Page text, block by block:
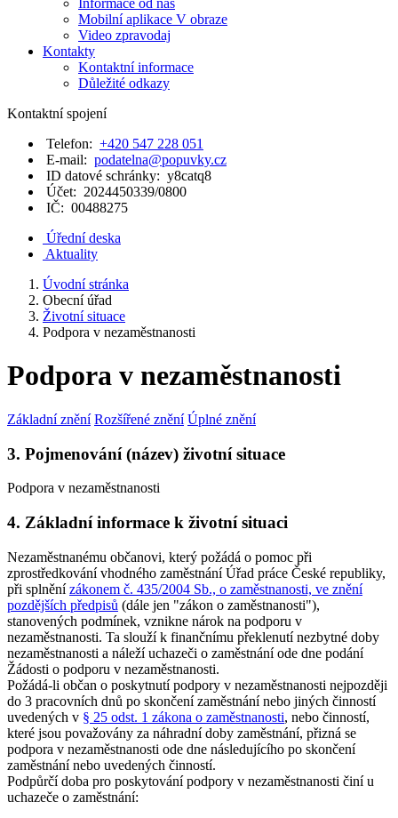
Informace od nás
Mobilní aplikace V obraze
Video zpravodaj
Kontakty
Kontaktní informace
Důležité odkazy
Kontaktní spojení
Telefon: +420 547 228 051
E-mail: podatelna@popuvky.cz
ID datové schránky: y8catq8
Účet: 2024450339/0800
IČ: 00488275
Úřední deska
Aktuality
Úvodní stránka
Obecní úřad
Životní situace
Podpora v nezaměstnanosti
Podpora v nezaměstnanosti
Základní znění Rozšířené znění Úplné znění
3. Pojmenování (název) životní situace
Podpora v nezaměstnanosti
4. Základní informace k životní situaci
Nezaměstnanému občanovi, který požádá o pomoc při
zprostředkování vhodného zaměstnání Úřad práce České republiky,
při splněnízákonem č. 435/2004 Sb., o zaměstnanosti, ve znění
pozdějších předpisů (dále jen "zákon o zaměstnanosti"),
stanovených podmínek, vznikne nárok na podporu v
nezaměstnanosti. Ta slouží k finančnímu překlenutí nezbytné doby
nezaměstnanosti a náleží uchazeči o zaměstnání ode dne podání
Žádosti o podporu v nezaměstnanosti.
Požádá-li občan o poskytnutí podpory v nezaměstnanosti nejpozději
do 3 pracovních dnů po skončení zaměstnání nebo jiných činností
uvedených v § 25 odst. 1 zákona o zaměstnanosti, nebo činností,
které jsou považovány za náhradní doby zaměstnání, přizná se
podpora v nezaměstnanosti ode dne následujícího po skončení
zaměstnání nebo uvedených činností.
Podpůrčí doba pro poskytování podpory v nezaměstnanosti činí u
uchazeče o zaměstnání: